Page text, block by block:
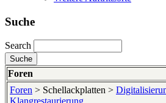
Suche
Search
Foren
Foren > Schellackplatten >